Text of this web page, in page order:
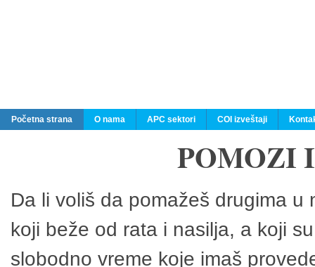
Početna strana O nama APC sektori COI izveštaji
POMOZI
Da li voliš da pomažeš drugima
koji beže od rata i nasilja, a koji
slobodno vreme koje imaš